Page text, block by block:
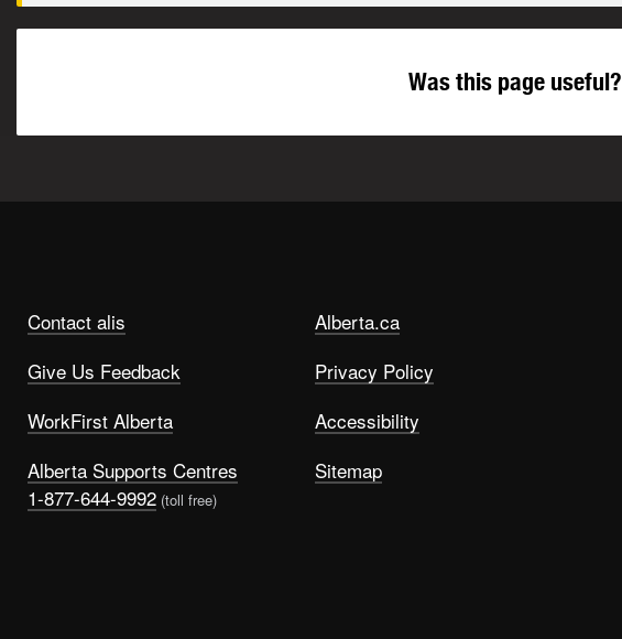
Was this page useful?
Contact alis
Give Us Feedback
WorkFirst Alberta
Alberta Supports Centres
1-877-644-9992 (toll free)
Alberta.ca
Privacy Policy
Accessibility
Sitemap